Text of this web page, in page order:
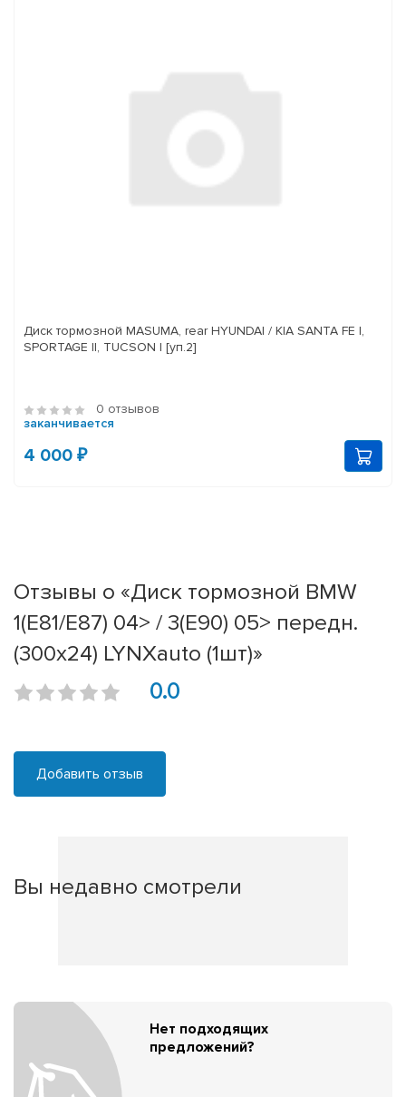
Диск тормозной MASUMA, rear HYUNDAI / KIA SANTA FE I,
SPORTAGE II, TUCSON I [уп.2]
0 отзывов
заканчивается
4 000 ₽
Отзывы о «Диск тормозной BMW
1(E81/E87) 04> / 3(E90) 05> передн.
(300x24) LYNXauto (1шт)»
0.0
Добавить отзыв
Вы недавно смотрели
Нет подходящих
предложений?